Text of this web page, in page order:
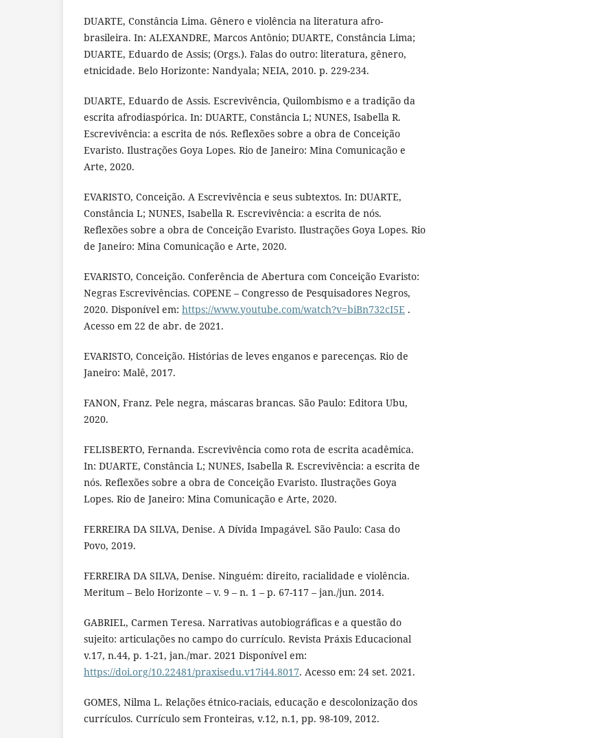
DUARTE, Constância Lima. Gênero e violência na literatura afro-
brasileira. In: ALEXANDRE, Marcos Antônio; DUARTE, Constância Lima;
DUARTE, Eduardo de Assis; (Orgs.). Falas do outro: literatura, gênero,
etnicidade. Belo Horizonte: Nandyala; NEIA, 2010. p. 229-234.
DUARTE, Eduardo de Assis. Escrevivência, Quilombismo e a tradição da
escrita afrodiaspórica. In: DUARTE, Constância L; NUNES, Isabella R.
Escrevivência: a escrita de nós. Reflexões sobre a obra de Conceição
Evaristo. Ilustrações Goya Lopes. Rio de Janeiro: Mina Comunicação e
Arte, 2020.
EVARISTO, Conceição. A Escrevivência e seus subtextos. In: DUARTE,
Constância L; NUNES, Isabella R. Escrevivência: a escrita de nós.
Reflexões sobre a obra de Conceição Evaristo. Ilustrações Goya Lopes. Rio
de Janeiro: Mina Comunicação e Arte, 2020.
EVARISTO, Conceição. Conferência de Abertura com Conceição Evaristo:
Negras Escrevivências. COPENE – Congresso de Pesquisadores Negros,
2020. Disponível em: https://www.youtube.com/watch?v=biBn732cI5E .
Acesso em 22 de abr. de 2021.
EVARISTO, Conceição. Histórias de leves enganos e parecenças. Rio de
Janeiro: Malê, 2017.
FANON, Franz. Pele negra, máscaras brancas. São Paulo: Editora Ubu,
2020.
FELISBERTO, Fernanda. Escrevivência como rota de escrita acadêmica.
In: DUARTE, Constância L; NUNES, Isabella R. Escrevivência: a escrita de
nós. Reflexões sobre a obra de Conceição Evaristo. Ilustrações Goya
Lopes. Rio de Janeiro: Mina Comunicação e Arte, 2020.
FERREIRA DA SILVA, Denise. A Dívida Impagável. São Paulo: Casa do
Povo, 2019.
FERREIRA DA SILVA, Denise. Ninguém: direito, racialidade e violência.
Meritum – Belo Horizonte – v. 9 – n. 1 – p. 67-117 – jan./jun. 2014.
GABRIEL, Carmen Teresa. Narrativas autobiográficas e a questão do
sujeito: articulações no campo do currículo. Revista Práxis Educacional
v.17, n.44, p. 1-21, jan./mar. 2021 Disponível em:
https://doi.org/10.22481/praxisedu.v17i44.8017. Acesso em: 24 set. 2021.
GOMES, Nilma L. Relações étnico-raciais, educação e descolonização dos
currículos. Currículo sem Fronteiras, v.12, n.1, pp. 98-109, 2012.